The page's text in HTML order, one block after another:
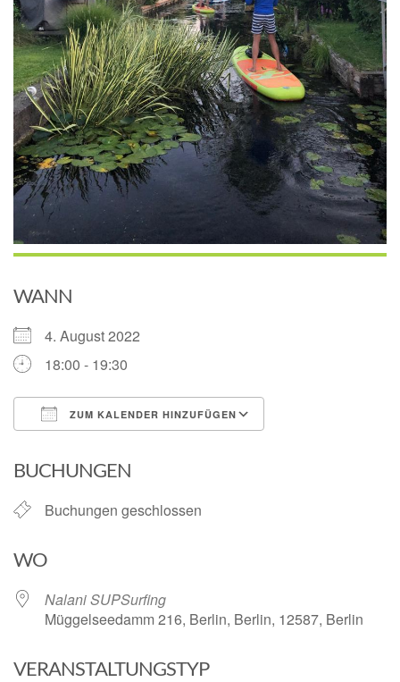
WANN
4. August 2022
18:00 - 19:30
ZUM KALENDER HINZUFÜGEN
BUCHUNGEN
Buchungen geschlossen
WO
Nalani SUPSurfing
Müggelseedamm 216, Berlin, Berlin, 12587, Berlin
VERANSTALTUNGSTYP